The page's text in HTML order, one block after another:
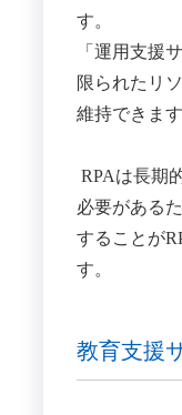
す。
「運用支援
限られたリ
維持できます
RPAは長期
必要がある
することが
す。
教育支援